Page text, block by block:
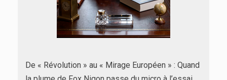
De « Révolution » au « Mirage Européen » : Quand